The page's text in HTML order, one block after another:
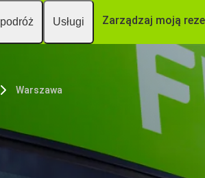
Usługi Zarządzaj moją
Warszawa